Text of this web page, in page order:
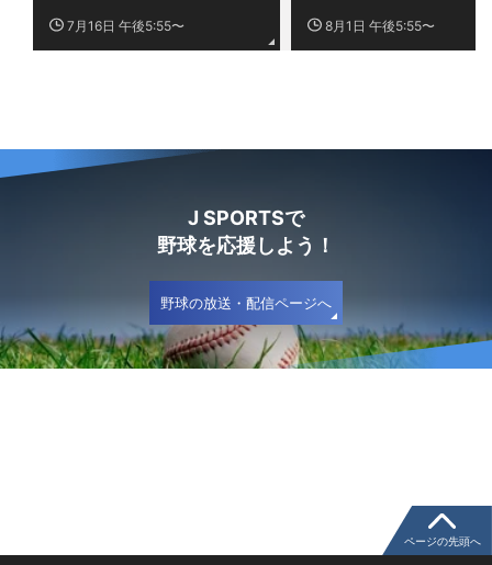
7月16日 午後5:55〜 8月1日 午後5:55〜
J SPORTSで
野球を応援しよう！
野球の放送・配信ページへ
ページの先頭へ